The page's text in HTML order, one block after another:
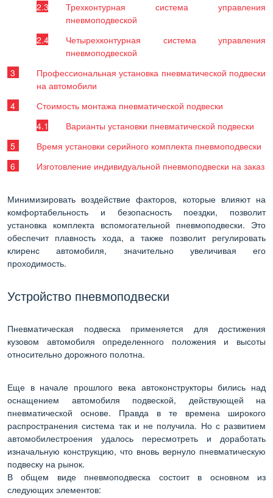
Трехконтурная система управления
пневмоподвеской
Четырехконтурная система управления
пневмоподвеской
Профессиональная установка пневматической подвески
на автомобили
Стоимость монтажа пневматической подвески
Варианты установки пневматической подвески
Время установки серийного комплекта пневмоподвески
Изготовление индивидуальной пневмоподвески на заказ
Минимизировать воздействие факторов, которые влияют на
комфортабельность и безопасность поездки, позволит
установка комплекта вспомогательной пневмоподвески. Это
обеспечит плавность хода, а также позволит регулировать
клиренс автомобиля, значительно увеличивая его
проходимость.
Устройство пневмоподвески
Пневматическая подвеска применяется для достижения
кузовом автомобиля определенного положения и высоты
относительно дорожного полотна.
Еще в начале прошлого века автоконструкторы бились над
оснащением автомобиля подвеской, действующей на
пневматической основе. Правда в те времена широкого
распространения система так и не получила. Но с развитием
автомобилестроения удалось пересмотреть и доработать
изначальную конструкцию, что вновь вернуло пневматическую
подвеску на рынок.
В общем виде пневмоподвеска состоит в основном из
следующих элементов: